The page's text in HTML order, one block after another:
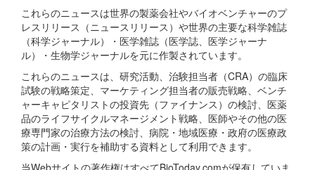
これらのニュースは世界の製薬会社やバイオベンチャーのプ
レスリリース（ニュースリリース）や世界の主要な科学雑誌
（科学ジャーナル）・医学雑誌（医学誌、医学ジャーナ
ル）・生物学ジャーナルを元に作製されています。
これらのニュースは、研究活動、治験担当者（CRA）の臨床
試験の戦略策定、マーケティング担当者の販売戦略、ベンチ
ャーキャピタリストの投資先（ファイナンス）の検討、医薬
品のライフサイクルマネージメント戦略、医師やその他の医
療専門家の治療方法の検討、病院・地域医療・政府の医療政
策の計画・実行を補助する資料として利用できます。